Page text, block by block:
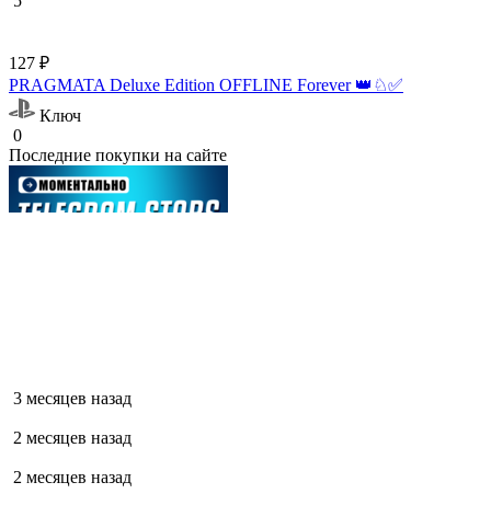
127 ₽
PRAGMATA Deluxe Edition OFFLINE Forever 👑♘✅
Ключ
0
Последние покупки на сайте
3 месяцев назад
2 месяцев назад
2 месяцев назад